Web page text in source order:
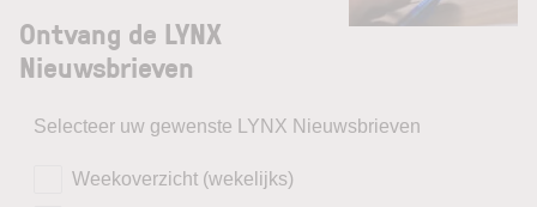
Ontvang de LYNX
Nieuwsbrieven
Selecteer uw gewenste LYNX Nieuwsbrieven
Weekoverzicht (wekelijks)